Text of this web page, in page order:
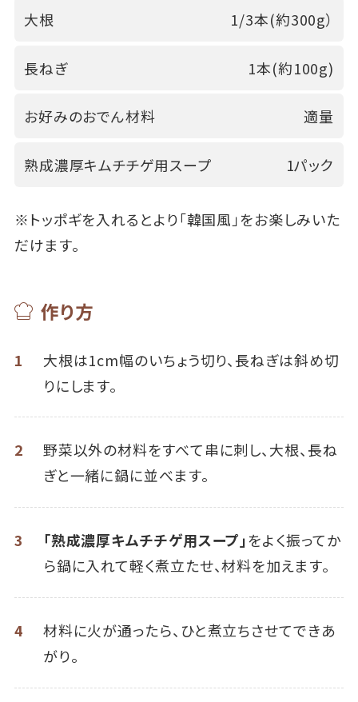
大根 1/3本(約300g）
長ねぎ 1本(約100g)
お好みのおでん材料 適量
熟成濃厚キムチチゲ用スープ 1パック
※トッポギを入れるとより「韓国風」をお楽しみいた
だけます。
作り方
1
大根は1cm幅のいちょう切り、長ねぎは斜め切
りにします。
2
野菜以外の材料をすべて串に刺し、大根、長ね
ぎと一緒に鍋に並べます。
3 「熟成濃厚キムチチゲ用スープ」をよく振ってか
ら鍋に入れて軽く煮立たせ、材料を加えます。
4
材料に火が通ったら、ひと煮立ちさせてできあ
がり。